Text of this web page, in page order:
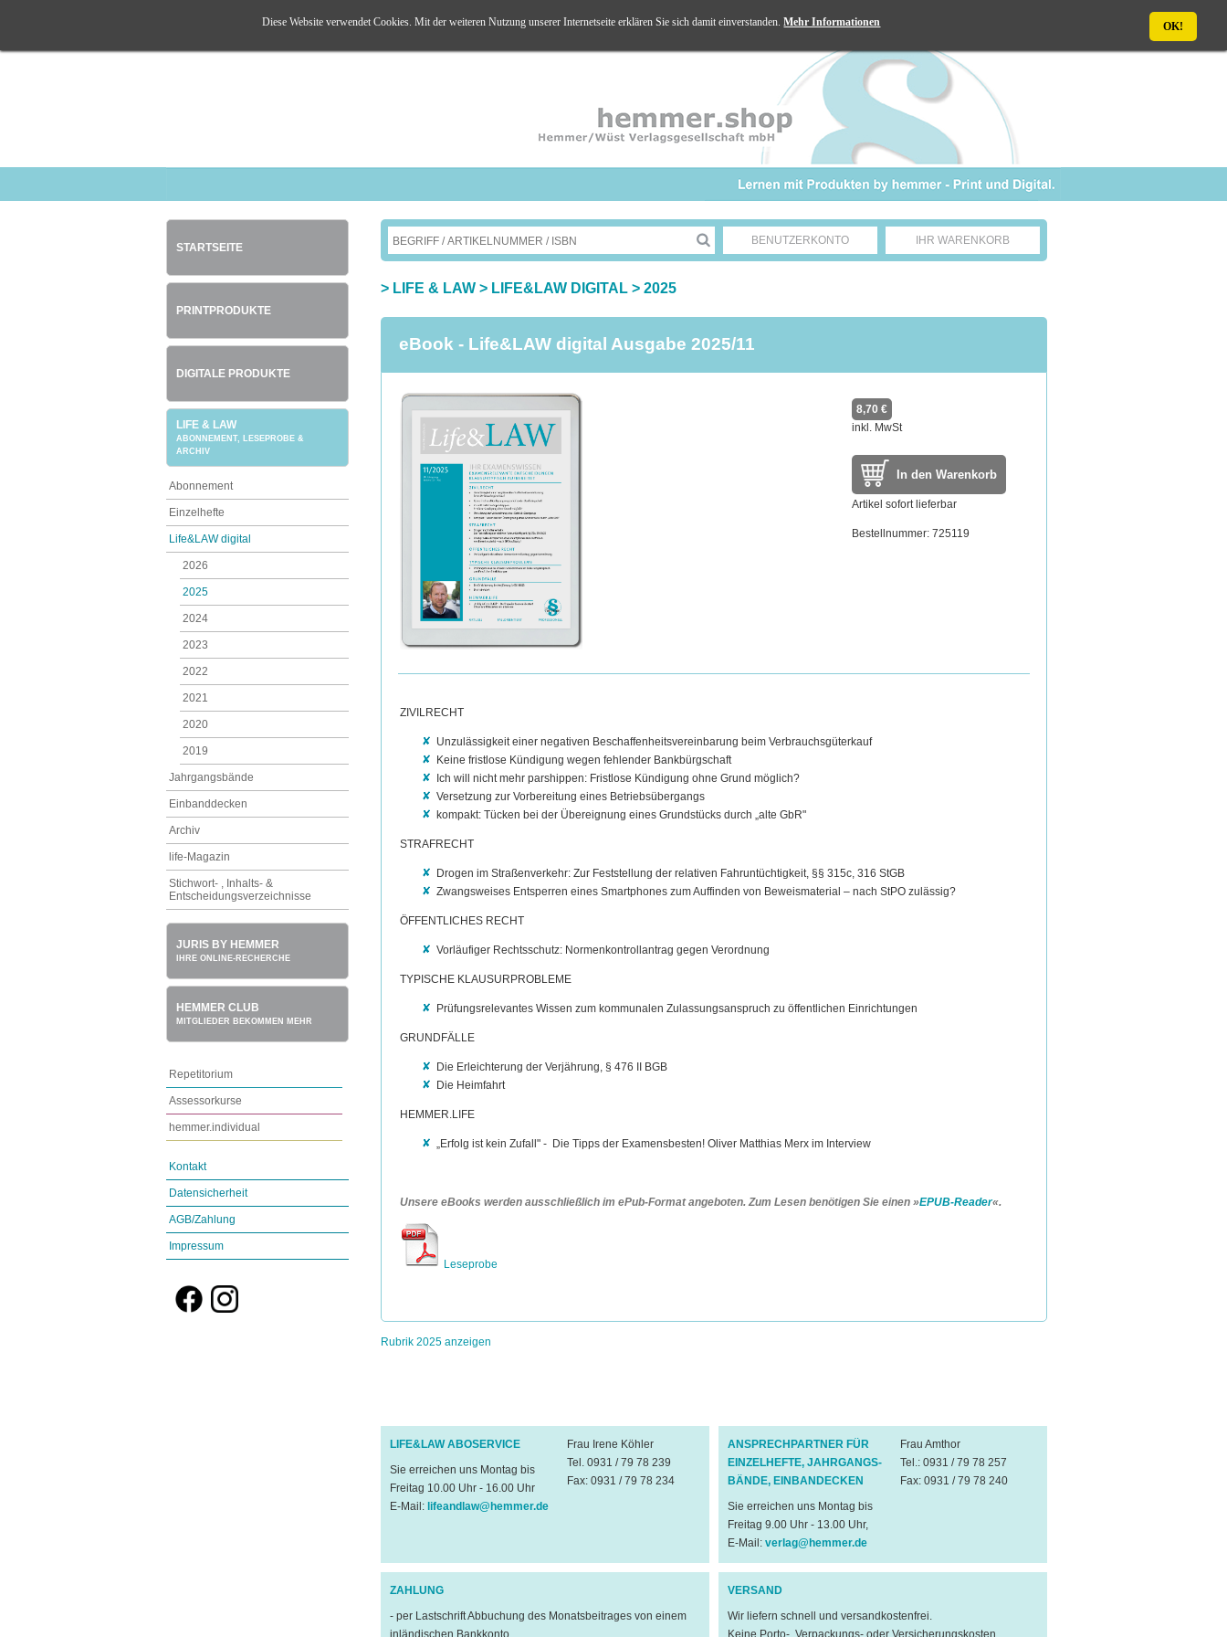
STARTSEITE
PRINTPRODUKTE
DIGITALE PRODUKTE
LIFE & LAW
ABONNEMENT, LESEPROBE &
ARCHIV
Abonnement
Einzelhefte
Life&LAW digital
2026
2025
2024
2023
2022
2021
2020
2019
Jahrgangsbände
Einbanddecken
Archiv
life-Magazin
Stichwort- , Inhalts- &
Entscheidungsverzeichnisse
JURIS BY HEMMER
IHRE ONLINE-RECHERCHE
HEMMER CLUB
MITGLIEDER BEKOMMEN MEHR
Repetitorium
Assessorkurse
hemmer.individual
Kontakt
Datensicherheit
AGB/Zahlung
Impressum
BENUTZERKONTO IHR WARENKORB
> LIFE & LAW > LIFE&LAW DIGITAL > 2025
eBook - Life&LAW digital Ausgabe 2025/11
8,70 €
inkl. MwSt
In den Warenkorb
Artikel sofort lieferbar
Bestellnummer: 725119
ZIVILRECHT
Unzulässigkeit einer negativen Beschaffenheitsvereinbarung beim Verbrauchsgüterkauf
Keine fristlose Kündigung wegen fehlender Bankbürgschaft
Ich will nicht mehr parshippen: Fristlose Kündigung ohne Grund möglich?
Versetzung zur Vorbereitung eines Betriebsübergangs
kompakt: Tücken bei der Übereignung eines Grundstücks durch „alte GbR"
STRAFRECHT
Drogen im Straßenverkehr: Zur Feststellung der relativen Fahruntüchtigkeit, §§ 315c, 316 StGB
Zwangsweises Entsperren eines Smartphones zum Auffinden von Beweismaterial – nach StPO zulässig?
ÖFFENTLICHES RECHT
Vorläufiger Rechtsschutz: Normenkontrollantrag gegen Verordnung
TYPISCHE KLAUSURPROBLEME
Prüfungsrelevantes Wissen zum kommunalen Zulassungsanspruch zu öffentlichen Einrichtungen
GRUNDFÄLLE
Die Erleichterung der Verjährung, § 476 II BGB
Die Heimfahrt
HEMMER.LIFE
„Erfolg ist kein Zufall" - Die Tipps der Examensbesten! Oliver Matthias Merx im Interview
Unsere eBooks werden ausschließlich im ePub-Format angeboten. Zum Lesen benötigen Sie einen »EPUB-Reader«.
Leseprobe
Rubrik 2025 anzeigen
LIFE&LAW ABOSERVICE
Sie erreichen uns Montag bis
Freitag 10.00 Uhr - 16.00 Uhr
E-Mail: lifeandlaw@hemmer.de
Frau Irene Köhler
Tel. 0931 / 79 78 239
Fax: 0931 / 79 78 234
ANSPRECHPARTNER FÜR
EINZELHEFTE, JAHRGANGS-
BÄNDE, EINBANDECKEN
Sie erreichen uns Montag bis
Freitag 9.00 Uhr - 13.00 Uhr,
E-Mail: verlag@hemmer.de
Frau Amthor
Tel.: 0931 / 79 78 257
Fax: 0931 / 79 78 240
ZAHLUNG
- per Lastschrift Abbuchung des Monatsbeitrages von einem
inländischen Bankkonto
VERSAND
Wir liefern schnell und versandkostenfrei.
Keine Porto-, Verpackungs- oder Versicherungskosten.
Diese Website verwendet Cookies. Mit der weiteren Nutzung unserer Internetseite erklären Sie sich damit einverstanden.Mehr Informationen OK!